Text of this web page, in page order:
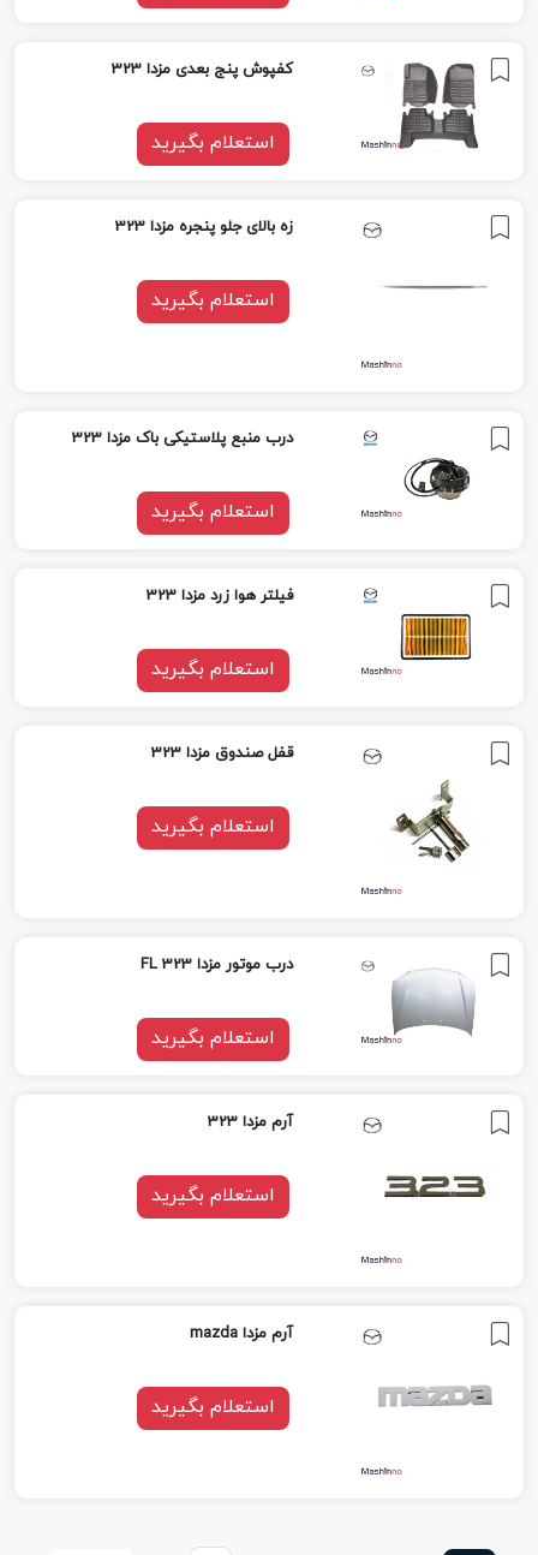
کفپوش پنج بعدی مزدا 323
استعلام بگیرید
زه بالای جلو پنجره مزدا 323
استعلام بگیرید
درب منبع پلاستیکى باک مزدا 323
استعلام بگیرید
فیلتر هوا زرد مزدا 323
استعلام بگیرید
قفل صندوق مزدا 323
استعلام بگیرید
درب موتور مزدا 323 FL
استعلام بگیرید
آرم مزدا 323
استعلام بگیرید
آرم مزدا mazda
استعلام بگیرید